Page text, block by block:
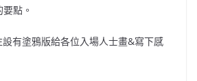
點。
有塗鴉版給各位入場人士畫&寫下感